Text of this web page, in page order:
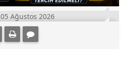
05 Ağustos 2026